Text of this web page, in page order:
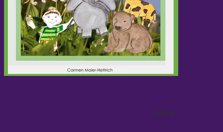
E-Book